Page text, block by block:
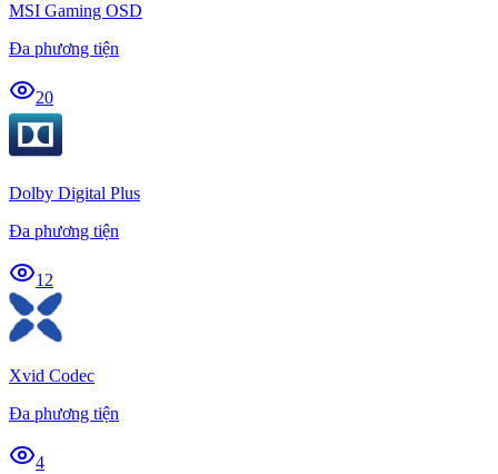
MSI Gaming OSD
Đa phương tiện
20
Dolby Digital Plus
Đa phương tiện
12
Xvid Codec
Đa phương tiện
4